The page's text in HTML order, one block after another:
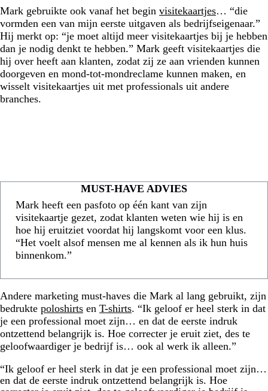
Mark gebruikte ook vanaf het begin visitekaartjes… “die
vormden een van mijn eerste uitgaven als bedrijfseigenaar.”
Hij merkt op: “je moet altijd meer visitekaartjes bij je hebben
dan je nodig denkt te hebben.” Mark geeft visitekaartjes die
hij over heeft aan klanten, zodat zij ze aan vrienden kunnen
doorgeven en mond-tot-mondreclame kunnen maken, en
wisselt visitekaartjes uit met professionals uit andere
branches.
MUST-HAVE ADVIES
Mark heeft een pasfoto op één kant van zijn
visitekaartje gezet, zodat klanten weten wie hij is en
hoe hij eruitziet voordat hij langskomt voor een klus.
“Het voelt alsof mensen me al kennen als ik hun huis
binnenkom.”
Andere marketing must-haves die Mark al lang gebruikt, zijn
bedrukte poloshirts en T-shirts. “Ik geloof er heel sterk in dat
je een professional moet zijn… en dat de eerste indruk
ontzettend belangrijk is. Hoe correcter je eruit ziet, des te
geloofwaardiger je bedrijf is… ook al werk ik alleen.”
“Ik geloof er heel sterk in dat je een professional moet zijn…
en dat de eerste indruk ontzettend belangrijk is. Hoe